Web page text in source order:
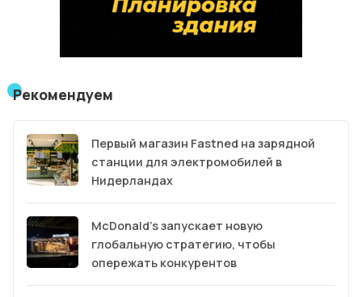
Рекомендуем
Первый магазин Fastned на зарядной
станции для электромобилей в
Нидерландах
McDonald’s запускает новую
глобальную стратегию, чтобы
опережать конкурентов